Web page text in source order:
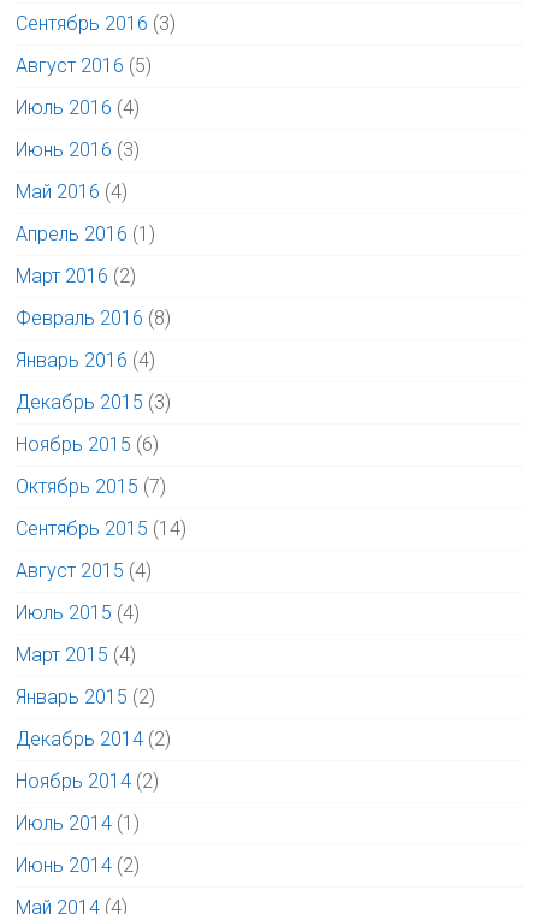
Сентябрь 2016 (3)
Август 2016 (5)
Июль 2016 (4)
Июнь 2016 (3)
Май 2016 (4)
Апрель 2016 (1)
Март 2016 (2)
Февраль 2016 (8)
Январь 2016 (4)
Декабрь 2015 (3)
Ноябрь 2015 (6)
Октябрь 2015 (7)
Сентябрь 2015 (14)
Август 2015 (4)
Июль 2015 (4)
Март 2015 (4)
Январь 2015 (2)
Декабрь 2014 (2)
Ноябрь 2014 (2)
Июль 2014 (1)
Июнь 2014 (2)
Май 2014 (4)